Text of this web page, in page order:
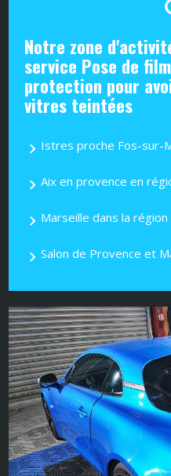
Notre zone
service Pose de
protection pour
vitres teintées
Istres proche Fos-sur-
Aix en provence en
Marseille dans la région
Salon de Provence et